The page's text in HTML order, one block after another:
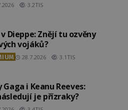
3.2TIS
v Dieppe: Znějí tu ozvěny
vojáků?
28.7.2026 3.1TIS
Gaga i Keanu Reeves:
je přízraky?